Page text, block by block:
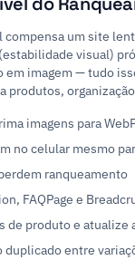
um site
visual)
imagem — tudo
produtos,
imagens para
no celular mesmo
ranqueamento
FAQPage e
de produto e atualize
entre